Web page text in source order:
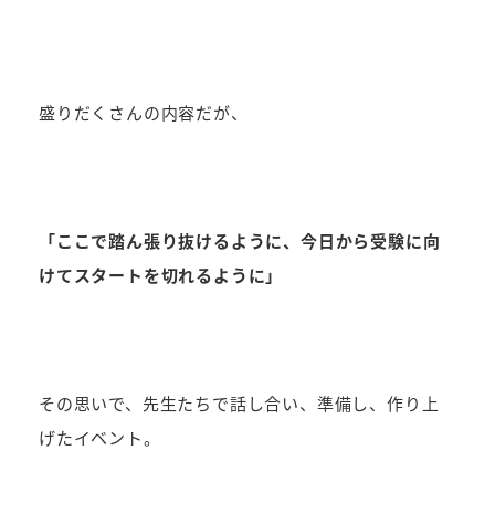
盛りだくさんの内容だが、
「ここで踏ん張り抜けるように、今日から受験に向
けてスタートを切れるように」
その思いで、先生たちで話し合い、準備し、作り上
げたイベント。